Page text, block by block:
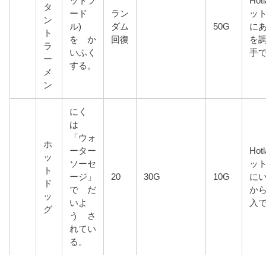
タ
ン
ト
ラ
ー
メ
ン
ード
ル)
を か
いふく
する。
ラン
ダム
回復
50G
ッ
に
を
手
ホ
ッ
ト
ド
ッ
グ
にく
は
「ウォ
ーター
ソーセ
ージ」
で だ
いよ
う さ
れてい
る。
20 30G 10G
ッ
に
か
入